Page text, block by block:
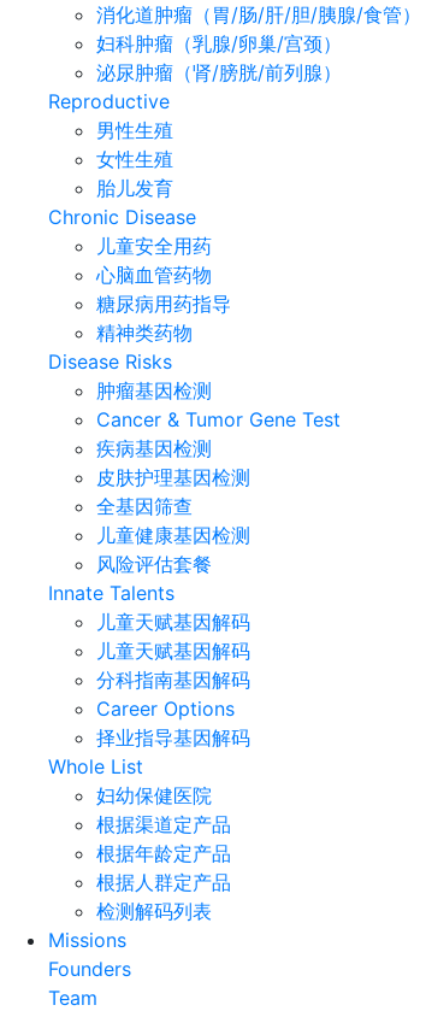
消化道肿瘤（胃/肠/肝/胆/胰腺/食管）
妇科肿瘤（乳腺/卵巢/宫颈）
泌尿肿瘤（肾/膀胱/前列腺）
Reproductive
男性生殖
女性生殖
胎儿发育
Chronic Disease
儿童安全用药
心脑血管药物
糖尿病用药指导
精神类药物
Disease Risks
肿瘤基因检测
Cancer & Tumor Gene Test
疾病基因检测
皮肤护理基因检测
全基因筛查
儿童健康基因检测
风险评估套餐
Innate Talents
儿童天赋基因解码
儿童天赋基因解码
分科指南基因解码
Career Options
择业指导基因解码
Whole List
妇幼保健医院
根据渠道定产品
根据年龄定产品
根据人群定产品
检测解码列表
Missions
Founders
Team